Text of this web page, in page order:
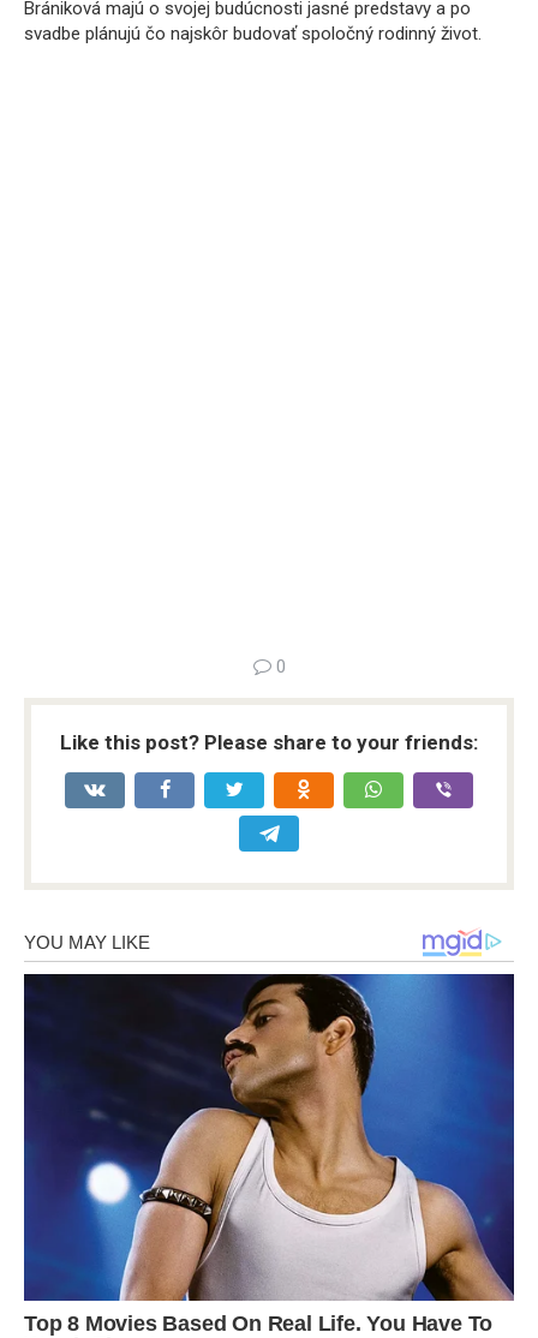
Brániková majú o svojej budúcnosti jasné predstavy a po
svadbe plánujú čo najskôr budovať spoločný rodinný život.
0
Like this post? Please share to your friends: